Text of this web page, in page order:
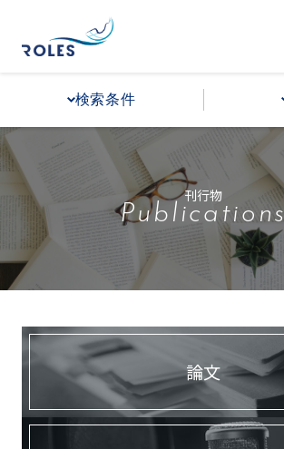
検索条件
刊行物
Publications
論文